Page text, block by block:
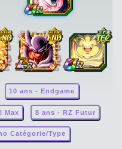
10 ans - Endgame
Max 8 ans - RZ Futur
Catégorie/Type